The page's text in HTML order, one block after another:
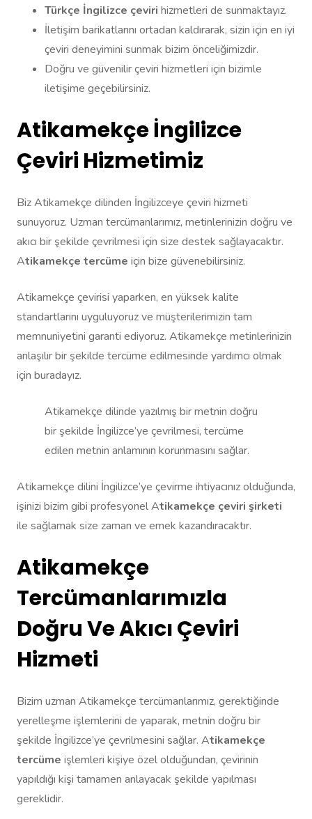
Türkçe İngilizce çeviri hizmetleri de sunmaktayız.
İletişim barikatlarını ortadan kaldırarak, sizin için en iyi
çeviri deneyimini sunmak bizim önceliğimizdir.
Doğru ve güvenilir çeviri hizmetleri için bizimle
iletişime geçebilirsiniz.
Atikamekçe İngilizce
Çeviri Hizmetimiz
Biz Atikamekçe dilinden İngilizceye çeviri hizmeti
sunuyoruz. Uzman tercümanlarımız, metinlerinizin doğru ve
akıcı bir şekilde çevrilmesi için size destek sağlayacaktır.
Atikamekçe tercüme için bize güvenebilirsiniz.
Atikamekçe çevirisi yaparken, en yüksek kalite
standartlarını uyguluyoruz ve müşterilerimizin tam
memnuniyetini garanti ediyoruz. Atikamekçe metinlerinizin
anlaşılır bir şekilde tercüme edilmesinde yardımcı olmak
için buradayız.
Atikamekçe dilinde yazılmış bir metnin doğru
bir şekilde İngilizce’ye çevrilmesi, tercüme
edilen metnin anlamının korunmasını sağlar.
Atikamekçe dilini İngilizce’ye çevirme ihtiyacınız olduğunda,
işinizi bizim gibi profesyonel Atikamekçe çeviri şirketi
ile sağlamak size zaman ve emek kazandıracaktır.
Atikamekçe
Tercümanlarımızla
Doğru Ve Akıcı Çeviri
Hizmeti
Bizim uzman Atikamekçe tercümanlarımız, gerektiğinde
yerelleşme işlemlerini de yaparak, metnin doğru bir
şekilde İngilizce’ye çevrilmesini sağlar. Atikamekçe
tercüme işlemleri kişiye özel olduğundan, çevirinin
yapıldığı kişi tamamen anlayacak şekilde yapılması
gereklidir.